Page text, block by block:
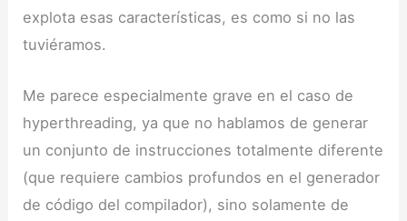
explota esas características, es como si no las
tuviéramos.
Me parece especialmente grave en el caso de
hyperthreading, ya que no hablamos de generar
un conjunto de instrucciones totalmente diferente
(que requiere cambios profundos en el generador
de código del compilador), sino solamente de